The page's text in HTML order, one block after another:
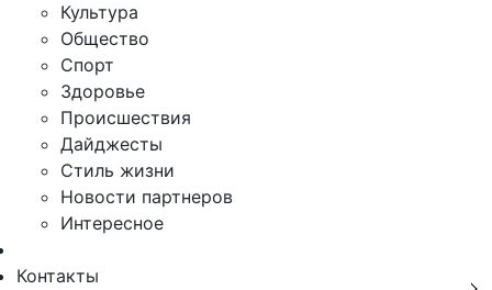
Культура
Общество
Спорт
Здоровье
Происшествия
Дайджесты
Стиль жизни
Новости партнеров
Интересное
Контакты